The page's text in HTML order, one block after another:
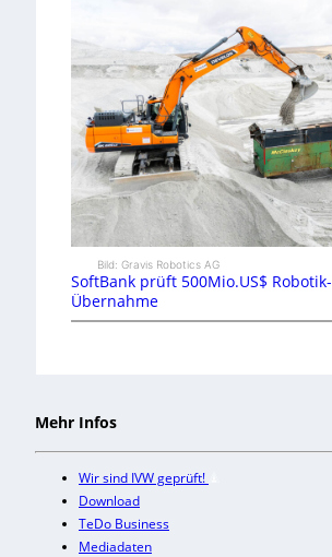
Bild: Gravis Robotics AG
SoftBank prüft 500Mio.US$ Robotik-
Übernahme
Mehr Infos
Wir sind IVW geprüft!
Download
TeDo Business
Mediadaten